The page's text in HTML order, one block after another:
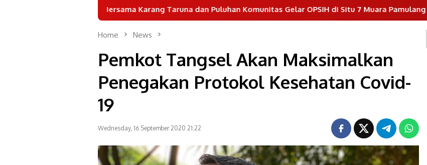
GANESPA Bersama Karang Taruna dan Puluhan Komunitas Gelar OPSIH di Situ 7 Muara Pamulang
Home News
Pemkot Tangsel Akan Maksimalkan
Penegakan Protokol Kesehatan Covid-
19
Wednesday, 16 September 2020 21:22